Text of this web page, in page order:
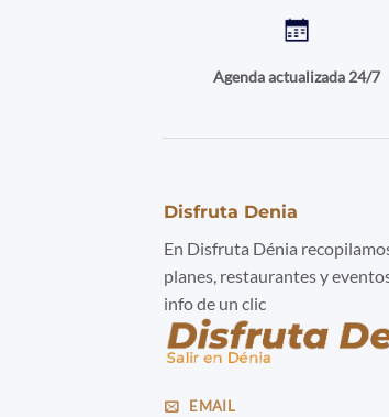
Agenda actualizada 24/7
Disfruta Denia
En Disfruta Dénia
planes, restaurantes y
info de un clic
EMAIL